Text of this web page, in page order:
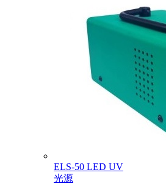
ELS-50 LED UV
光源